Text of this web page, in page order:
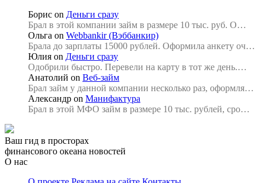
Борис on Деньги сразу
Брал в этой компании займ в размере 10 тыс. руб. О…
Ольга on Webbankir (Вэббанкир)
Брала до зарплаты 15000 рублей. Оформила анкету оч…
Юлия on Деньги сразу
Одобрили быстро. Перевели на карту в тот же день.…
Анатолий on Веб-займ
Брал займ у данной компании несколько раз, оформля…
Александр on Манифактура
Брал в этой МФО займ в размере 10 тыс. рублей, сро…
Ваш гид в просторах
финансового океана новостей
О нас